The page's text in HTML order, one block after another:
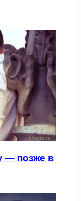
— позже в